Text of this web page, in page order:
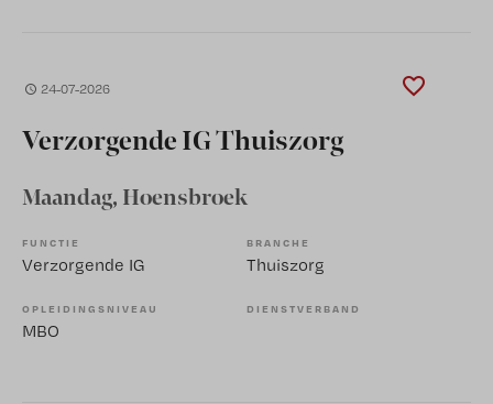
24-07-2026
Verzorgende IG Thuiszorg
Maandag, Hoensbroek
FUNCTIE
Verzorgende IG
BRANCHE
Thuiszorg
OPLEIDINGSNIVEAU
MBO
DIENSTVERBAND